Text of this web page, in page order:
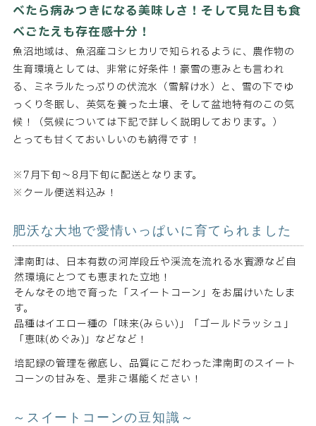
べたら病みつきになる美味しさ！そして見た目も食
べごたえも存在感十分！
魚沼地域は、魚沼産コシヒカリで知られるように、農作物の
生育環境としては、非常に好条件！豪雪の恵みとも言われ
る、ミネラルたっぷりの伏流水（雪解け水）と、雪の下でゆ
っくり冬眠し、英気を養った土壌、そして盆地特有のこの気
候！（気候については下記で詳しく説明しております。）
とっても甘くておいしいのも納得です！
※7月下旬～8月下旬に配送となります。
※クール便送料込み！
肥沃な大地で愛情いっぱいに育てられました
津南町は、日本有数の河岸段丘や渓流を流れる水賓源など自
然環境にとつても恵まれた立地！
そんなその地で育った「スイートコーン」をお届けいたしま
す。
品種はイエロー種の「味来(みらい)」「ゴールドラッシュ」
「恵味(めぐみ)」などなど！
培記録の管理を徹底し、品質にこだわった津南町のスイート
コーンの甘みを、是非ご堪能ください！
～スイートコーンの豆知識～